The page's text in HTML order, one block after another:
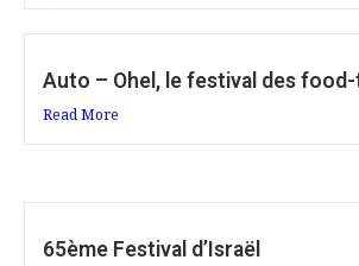
Auto – Ohel, le festival des
Read More
65ème Festival d’Israël